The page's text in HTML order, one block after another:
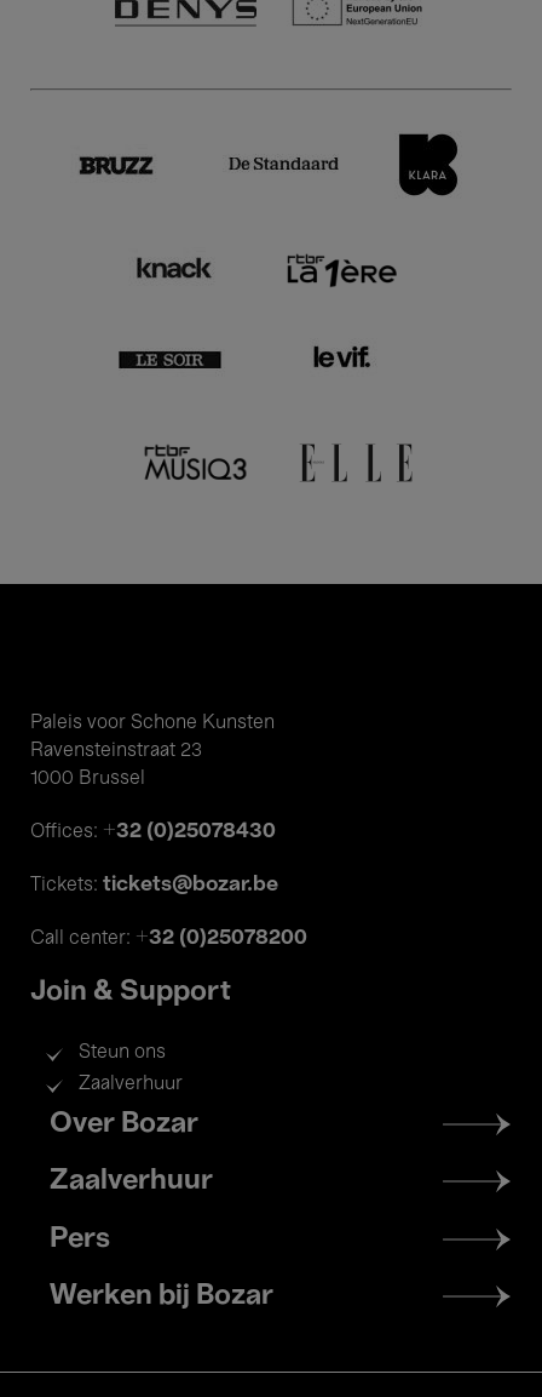
Paleis voor Schone Kunsten
Ravensteinstraat 23
1000 Brussel
Offices: +32 (0)25078430
Tickets: tickets@bozar.be
Call center: +32 (0)25078200
Join & Support
Steun ons
Zaalverhuur
Footer
menu
Over Bozar
Zaalverhuur
Pers
Werken bij Bozar